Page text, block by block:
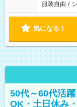
服装自由 /
気になる！
50代～60代活
OK・土日休み